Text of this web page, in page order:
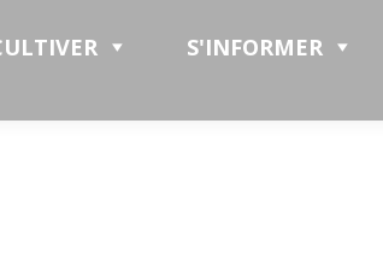
S'INFORMER